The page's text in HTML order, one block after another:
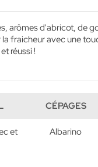
arômes d'abricot, de
la fraicheur avec une
réussi !
et
CÉPAGES
Albarino